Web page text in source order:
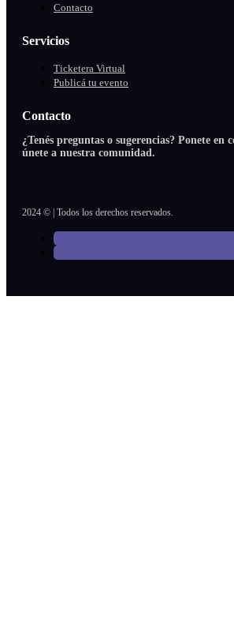
Contacto
Servicios
Ticketera Virtual
Publicá tu evento
Contacto
¿Tenés preguntas o sugerencias? Ponete en
únete a nuestra comunidad.
2024 © | Todos los derechos reservados.